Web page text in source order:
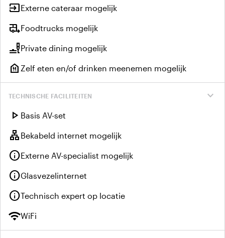
inputExterne cateraar mogelijk
rv_hookupFoodtrucks mogelijk
brunch_diningPrivate dining mogelijk
food_bank Zelf eten en/of drinken meenemen mogelijk
expand_more
TECHNISCHE FACILITEITEN
play_arrow Basis AV-set
lan Bekabeld internet mogelijk
infoExterne AV-specialist mogelijk
infoGlasvezelinternet
infoTechnisch expert op locatie
wifiWiFi